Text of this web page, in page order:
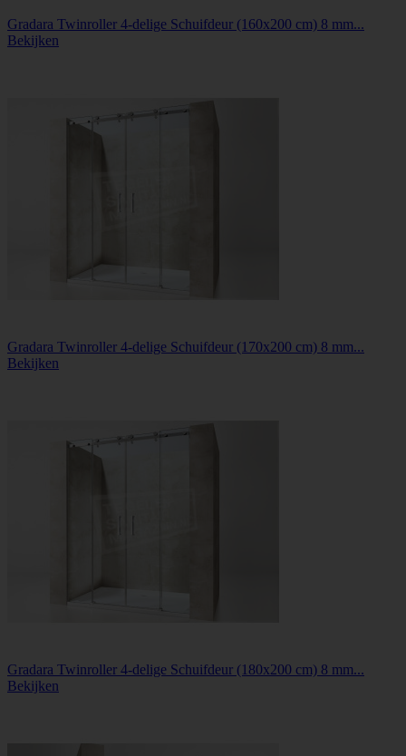
Gradara Twinroller 4-delige Schuifdeur (160x200 cm) 8 mm...
Bekijken
Gradara Twinroller 4-delige Schuifdeur (170x200 cm) 8 mm...
Bekijken
Gradara Twinroller 4-delige Schuifdeur (180x200 cm) 8 mm...
Bekijken